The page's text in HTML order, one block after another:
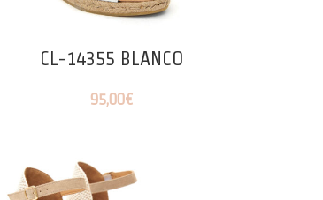
CL-14355 BLANCO
95,00€